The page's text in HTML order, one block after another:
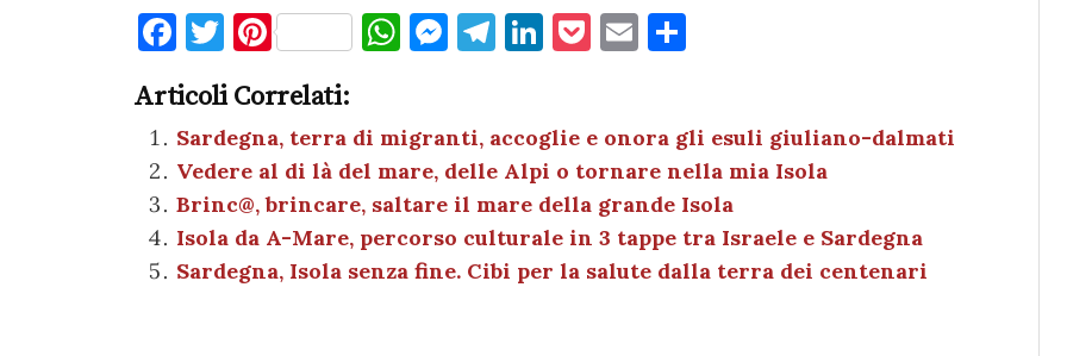
F
c
e
b
o
o
T
it
te
r
Pi
er
es
t
W
s
A
p
p
M
n
g
er
T
gr
a
m
Li
e
dI
n
P
k
et
E
l di
vi
di
Articoli Correlati:
Sardegna, terra di migranti, accoglie e onora gli esuli giuliano-dalmati
Vedere al di là del mare, delle Alpi o tornare nella mia Isola
Brinc@, brincare, saltare il mare della grande Isola
Isola da A-Mare, percorso culturale in 3 tappe tra Israele e Sardegna
Sardegna, Isola senza fine. Cibi per la salute dalla terra dei centenari